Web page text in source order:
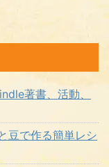
著書、活動、
豆で作る簡単レシ